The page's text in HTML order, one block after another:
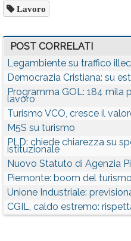
Lavoro
POST CORRELATI
Legambiente su traffico
Democrazia Cristiana: su
Programma GOL: 184 mila
lavoro
Turismo VCO, cresce il
M5S su turismo
PLD: chiede chiarezza su
istituzionale
Nuovo Statuto di Agenzia
Piemonte: boom del turismo
Unione Industriale:
CGIL, caldo estremo: